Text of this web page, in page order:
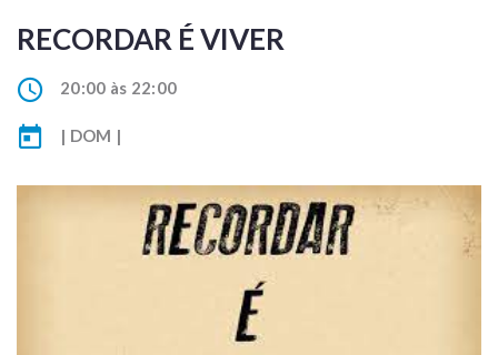
RECORDAR É VIVER
20:00 às 22:00
| DOM |